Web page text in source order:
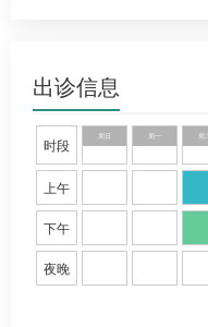
出诊信息
时段
上午
下午
夜晚
周日 周一